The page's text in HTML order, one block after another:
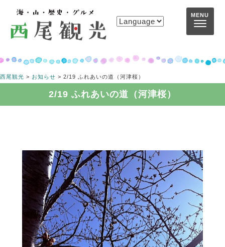
コンテンツへスキップ
西尾観光 > お知らせ > 2/19 ふれあいの道（河津桜）
2/19 ふれあいの道（河津桜）
MENU